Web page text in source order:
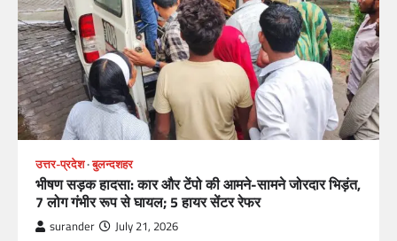
उत्तर-प्रदेश बुलन्दशहर
भीषण सड़क हादसा: कार और टेंपो की आमने-सामने जोरदार भिड़ंत,
7 लोग गंभीर रूप से घायल; 5 हायर सेंटर रेफर​
surander July 21, 2026